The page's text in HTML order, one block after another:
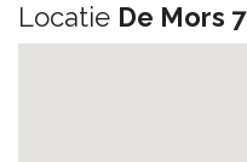
Locatie De Mors 7